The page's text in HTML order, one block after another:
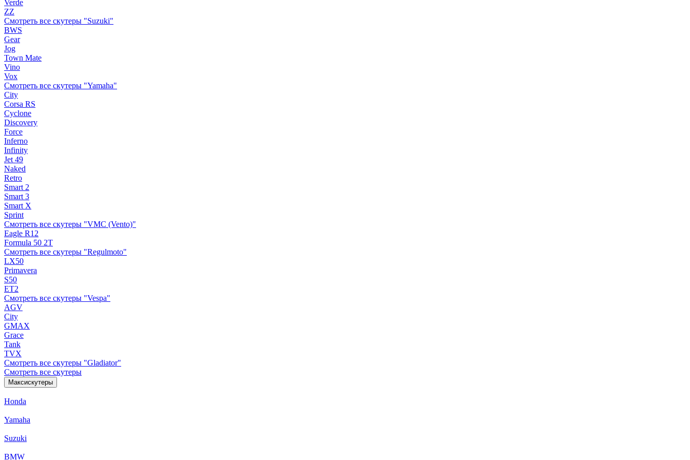
Verde
ZZ
Смотреть все скутеры "Suzuki"
BWS
Gear
Jog
Town Mate
Vino
Vox
Смотреть все скутеры "Yamaha"
City
Corsa RS
Cyclone
Discovery
Force
Inferno
Infinity
Jet 49
Naked
Retro
Smart 2
Smart 3
Smart X
Sprint
Смотреть все скутеры "VMC (Vento)"
Eagle R12
Formula 50 2Т
Смотреть все скутеры "Regulmoto"
LX50
Primavera
S50
ET2
Смотреть все скутеры "Vespa"
AGV
City
GMAX
Grace
Tank
TVX
Смотреть все скутеры "Gladiator"
Смотреть все скутеры
Максискутеры
Honda
Yamaha
Suzuki
BMW